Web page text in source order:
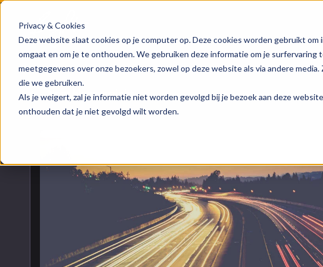
Privacy & Cookies
Deze website slaat cookies op je computer op. Deze cookies worden gebruikt
omgaat en om je te onthouden. We gebruiken deze informatie om je
meetgegevens over onze bezoekers, zowel op deze website als via andere media.
die we gebruiken.
Als je weigert, zal je informatie niet worden gevolgd bij je bezoek aan deze
onthouden dat je niet gevolgd wilt worden.
HubSpot implementatie
HubSpot automations
HubSpot integraties
HubSpot maatwerk
Groeistrategie
Digital marketing
AI services
Over ons
Team
Contact
Blog
Events &
Naar blogoverzicht